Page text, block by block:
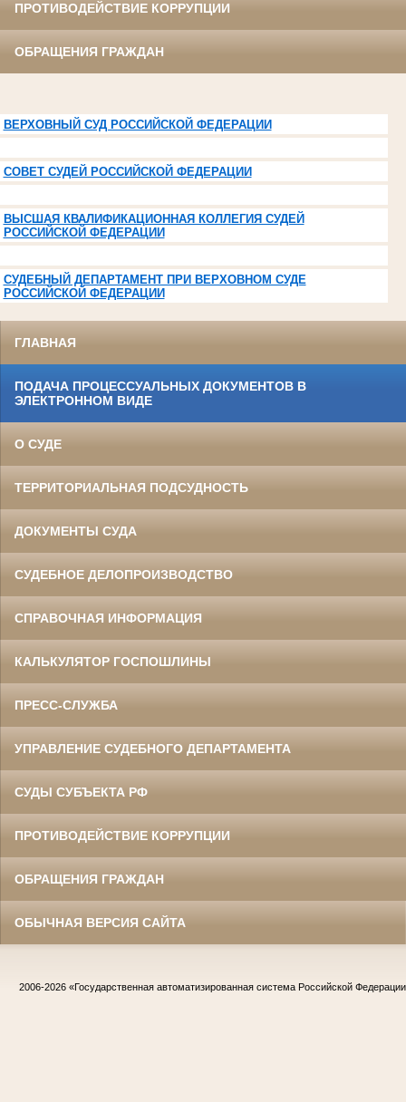
ПРОТИВОДЕЙСТВИЕ КОРРУПЦИИ
ОБРАЩЕНИЯ ГРАЖДАН
ВЕРХОВНЫЙ СУД РОССИЙСКОЙ ФЕДЕРАЦИИ
СОВЕТ СУДЕЙ РОССИЙСКОЙ ФЕДЕРАЦИИ
ВЫСШАЯ КВАЛИФИКАЦИОННАЯ КОЛЛЕГИЯ СУДЕЙ
РОССИЙСКОЙ ФЕДЕРАЦИИ
СУДЕБНЫЙ ДЕПАРТАМЕНТ ПРИ ВЕРХОВНОМ СУДЕ
РОССИЙСКОЙ ФЕДЕРАЦИИ
ГЛАВНАЯ
ПОДАЧА ПРОЦЕССУАЛЬНЫХ ДОКУМЕНТОВ В
ЭЛЕКТРОННОМ ВИДЕ
О СУДЕ
ТЕРРИТОРИАЛЬНАЯ ПОДСУДНОСТЬ
ДОКУМЕНТЫ СУДА
СУДЕБНОЕ ДЕЛОПРОИЗВОДСТВО
СПРАВОЧНАЯ ИНФОРМАЦИЯ
КАЛЬКУЛЯТОР ГОСПОШЛИНЫ
ПРЕСС-СЛУЖБА
УПРАВЛЕНИЕ СУДЕБНОГО ДЕПАРТАМЕНТА
СУДЫ СУБЪЕКТА РФ
ПРОТИВОДЕЙСТВИЕ КОРРУПЦИИ
ОБРАЩЕНИЯ ГРАЖДАН
ОБЫЧНАЯ ВЕРСИЯ САЙТА
2006-2026 «Государственная автоматизированная система Российской